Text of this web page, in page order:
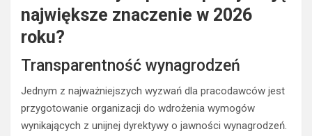
największe znaczenie w 2026
roku?
Transparentność wynagrodzeń
Jednym z najważniejszych wyzwań dla pracodawców jest
przygotowanie organizacji do wdrożenia wymogów
wynikających z unijnej dyrektywy o jawności wynagrodzeń.